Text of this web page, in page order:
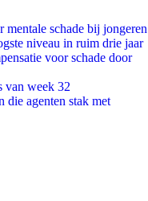
schade bij jongeren
niveau in ruim drie jaar
voor schade door
van week 32
die agenten stak met